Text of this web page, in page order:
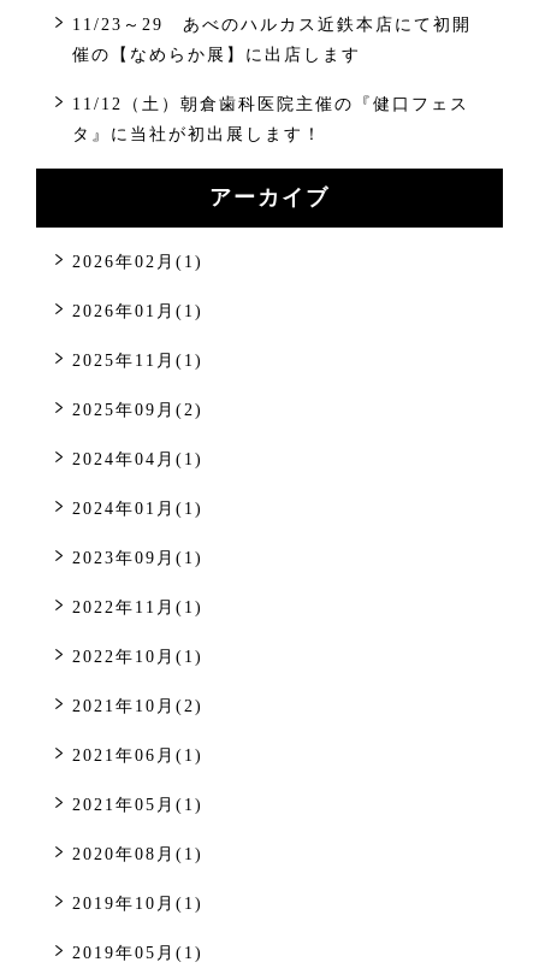
11/23～29 あべのハルカス近鉄本店にて初開
催の【なめらか展】に出店します
11/12（土）朝倉歯科医院主催の『健口フェス
タ』に当社が初出展します！
アーカイブ
2026年02月(1)
2026年01月(1)
2025年11月(1)
2025年09月(2)
2024年04月(1)
2024年01月(1)
2023年09月(1)
2022年11月(1)
2022年10月(1)
2021年10月(2)
2021年06月(1)
2021年05月(1)
2020年08月(1)
2019年10月(1)
2019年05月(1)